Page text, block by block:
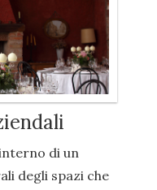
di un
degli spazi che